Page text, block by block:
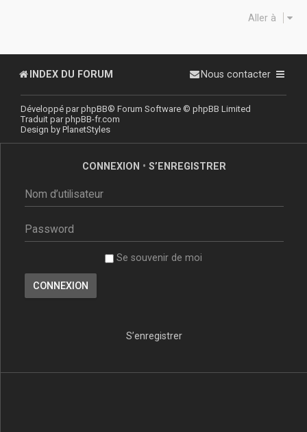
Aller à
INDEX DU FORUM Nous contacter
Développé parphpBB® Forum Software © phpBB Limited
Traduit parphpBB-fr.com
Design by PlanetStyles
CONNEXION • S’ENREGISTRER
Se souvenir de moi
S’enregistrer